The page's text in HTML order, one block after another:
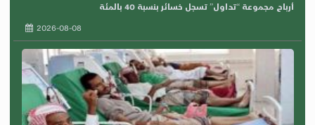
أرباح مجموعة “تداول” تسجل خسائر بنسبة 40 بالمئة
2026-08-08